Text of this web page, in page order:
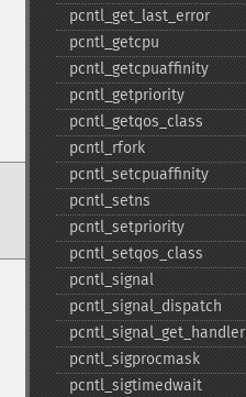
pcntl_​get_​last_​error
pcntl_​getcpu
pcntl_​getcpuaffinity
pcntl_​getpriority
pcntl_​getqos_​class
pcntl_​rfork
pcntl_​setcpuaffinity
pcntl_​setns
pcntl_​setpriority
pcntl_​setqos_​class
pcntl_​signal
pcntl_​signal_​dispatch
pcntl_​signal_​get_​handler
pcntl_​sigprocmask
pcntl_​sigtimedwait